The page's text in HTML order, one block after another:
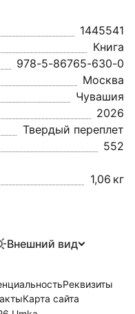
1445541
Книга
978-5-86765-630-0
Москва
Чувашия
2026
Твердый переплет
552
1,06 кг
Внешний вид
Реквизиты
Карта сайта